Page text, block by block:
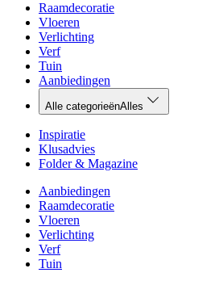
Raamdecoratie
Vloeren
Verlichting
Verf
Tuin
Aanbiedingen
Alle categorieënAlles
Inspiratie
Klusadvies
Folder & Magazine
Aanbiedingen
Raamdecoratie
Vloeren
Verlichting
Verf
Tuin